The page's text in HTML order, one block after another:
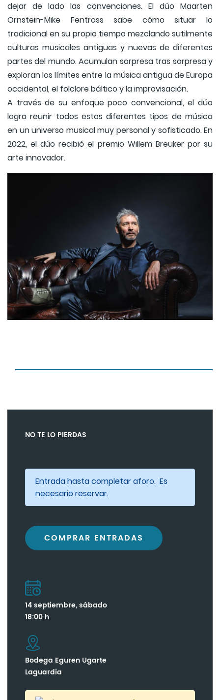
dejar de lado las convenciones. El dúo Maarten
Ornstein-Mike Fentross sabe cómo situar lo
tradicional en su propio tiempo mezclando sutilmente
culturas musicales antiguas y nuevas de diferentes
partes del mundo. Acumulan sorpresa tras sorpresa y
exploran los límites entre la música antigua de Europa
occidental, el folclore báltico y la improvisación.
A través de su enfoque poco convencional, el dúo
logra reunir todos estos diferentes tipos de música
en un universo musical muy personal y sofisticado. En
2022, el dúo recibió el premio Willem Breuker por su
arte innovador.
NO TE LO PIERDAS
Entrada hasta completar aforo. Es
necesario reservar.
COMPRAR ENTRADAS
14 septiembre, sábado
18:00 h
Bodega Eguren Ugarte
Laguardia